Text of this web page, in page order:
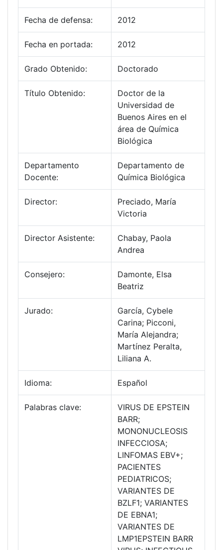
Fecha de defensa: 2012
Fecha en portada: 2012
Grado Obtenido: Doctorado
Título Obtenido:
Doctor de la
Universidad de
Buenos Aires en el
área de Química
Biológica
Departamento
Docente:
Departamento de
Química Biológica
Director:
Preciado, María
Victoria
Director Asistente:
Chabay, Paola
Andrea
Consejero:
Damonte, Elsa
Beatriz
Jurado:
García, Cybele
Carina; Picconi,
María Alejandra;
Martínez Peralta,
Liliana A.
Idioma: Español
Palabras clave:
VIRUS DE EPSTEIN
BARR;
MONONUCLEOSIS
INFECCIOSA;
LINFOMAS EBV+;
PACIENTES
PEDIATRICOS;
VARIANTES DE
BZLF1; VARIANTES
DE EBNA1;
VARIANTES DE
LMP1EPSTEIN BARR